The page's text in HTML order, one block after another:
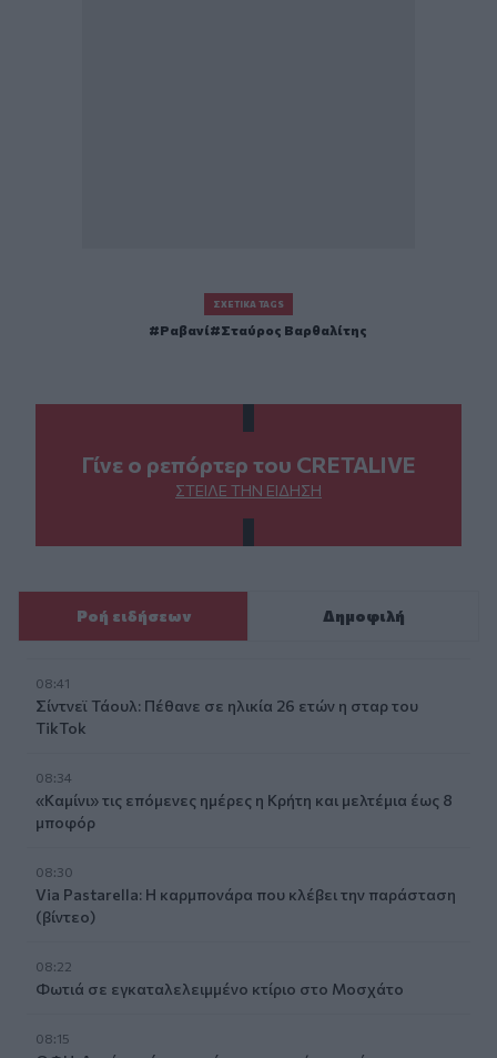
ΣΧΕΤΙΚΆ TAGS
Ραβανί Σταύρος Βαρθαλίτης
Γίνε ο ρεπόρτερ του CRETALIVE
ΣΤΕΊΛΕ ΤΗΝ ΕΊΔΗΣΗ
Ροή ειδήσεων Δημοφιλή
08:41
Σίντνεϊ Τάουλ: Πέθανε σε ηλικία 26 ετών η σταρ του
TikTok
08:34
«Καμίνι» τις επόμενες ημέρες η Κρήτη και μελτέμια έως 8
μποφόρ
08:30
Via Pastarella: Η καρμπονάρα που κλέβει την παράσταση
(βίντεο)
08:22
Φωτιά σε εγκαταλελειμμένο κτίριο στο Μοσχάτο
08:15